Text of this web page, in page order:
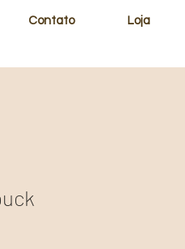
Contato Loja